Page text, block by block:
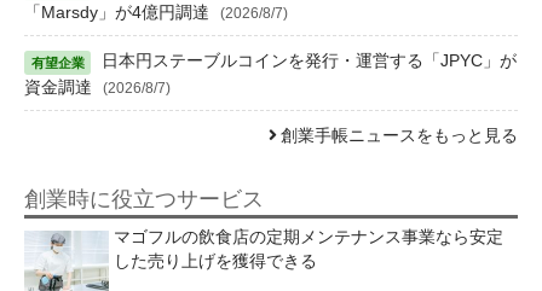
「Marsdy」が4億円調達
(2026/8/7)
日本円ステーブルコインを発行・運営する「JPYC」が
資金調達
(2026/8/7)
創業手帳ニュースをもっと見る
創業時に役立つサービス
マゴフルの飲食店の定期メンテナンス事業なら安定
した売り上げを獲得できる